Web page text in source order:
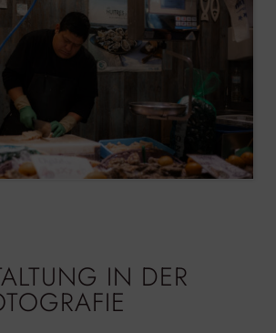
IN DER